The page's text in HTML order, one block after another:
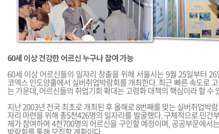
60세 이상 건강한 어르신 누구나 참여 가능
60세 이상 어르신들의 일자리 창출을 위해 서울시는 9월 25일부터
코엑스 인도양홀에서 실버취업박람회를 개최한다. 최근 빠른 속도로
는 가운데, 어르신들의 취업기회 확대는 고령화 대책의 핵심이라 할 수
지난 2003년 전국 최초로 개최된 후 올해로 8번째를 맞는 실버취업박
자리 마련을 위해 총5천426명의 일자리를 발굴했다. 구체적으로 민간
체가 참여하여 4천700명의 어르신을 구인할 예정이며, 공공부문에서
박람회를 통해 모집할 계획이다.